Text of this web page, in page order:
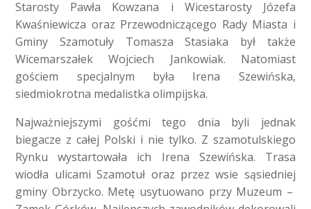
Starosty Pawła Kowzana i Wicestarosty Józefa
Kwaśniewicza oraz Przewodniczącego Rady Miasta i
Gminy Szamotuły Tomasza Stasiaka był także
Wicemarszałek Wojciech Jankowiak. Natomiast
gościem specjalnym była Irena Szewińska,
siedmiokrotna medalistka olimpijska.
Najważniejszymi gośćmi tego dnia byli jednak
biegacze z całej Polski i nie tylko. Z szamotulskiego
Rynku wystartowała ich Irena Szewińska. Trasa
wiodła ulicami Szamotuł oraz przez wsie sąsiedniej
gminy Obrzycko. Metę usytuowano przy Muzeum –